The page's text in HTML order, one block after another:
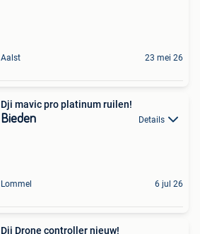
Aalst 23 mei 26
Dji mavic pro platinum ruilen!
Bieden Details
Lommel 6 jul 26
Dji Drone controller nieuw!